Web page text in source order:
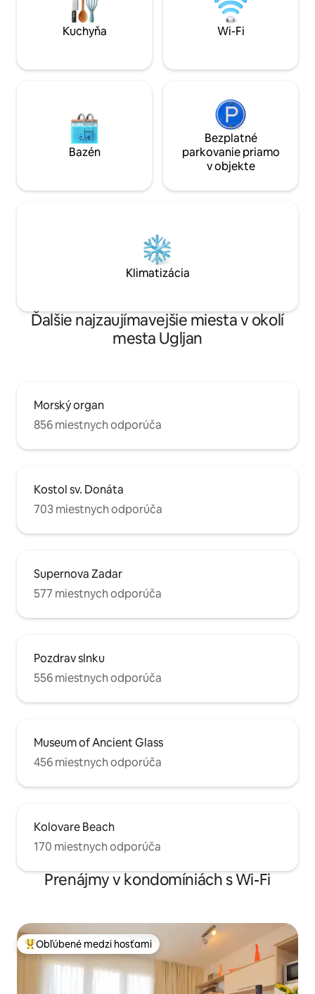
veľa ďalších luxusných detailov až pre 5
osôb! Stačí SI HO REZERVOVAŤ!!
friends, LIOQA
destination.
Kuchyňa Wi-Fi
Bazén
Bezplatné
parkovanie priamo
v objekte
Klimatizácia
Ďalšie najzaujímavejšie miesta v okolí
mesta Ugljan
Morský organ
856 miestnych odporúča
Kostol sv. Donáta
703 miestnych odporúča
Supernova Zadar
577 miestnych odporúča
Pozdrav slnku
556 miestnych odporúča
Museum of Ancient Glass
456 miestnych odporúča
Kolovare Beach
170 miestnych odporúča
Prenájmy v kondomíniách s Wi-Fi
Najobľúbenejšie medzi hosťami
Obľúbené medzi hosťami